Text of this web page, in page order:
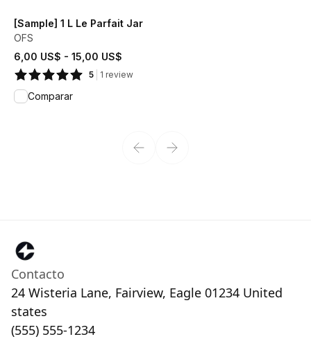
[Sample] 1 L Le Parfait Jar
OFS
Precios entre 6,00 US$ y 15,00 US$.
6,00 US$ - 15,00 US$
5 1 review
View product
Comparar
Contacto
24 Wisteria Lane, Fairview, Eagle 01234 United
states
(555) 555-1234